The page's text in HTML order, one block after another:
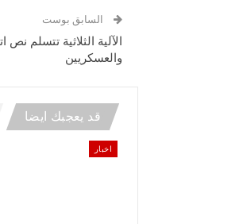
السابق بوست
الآلية الثلاثية تتسلم
والعسكريين
قد يعجبك ايضا
اخبار